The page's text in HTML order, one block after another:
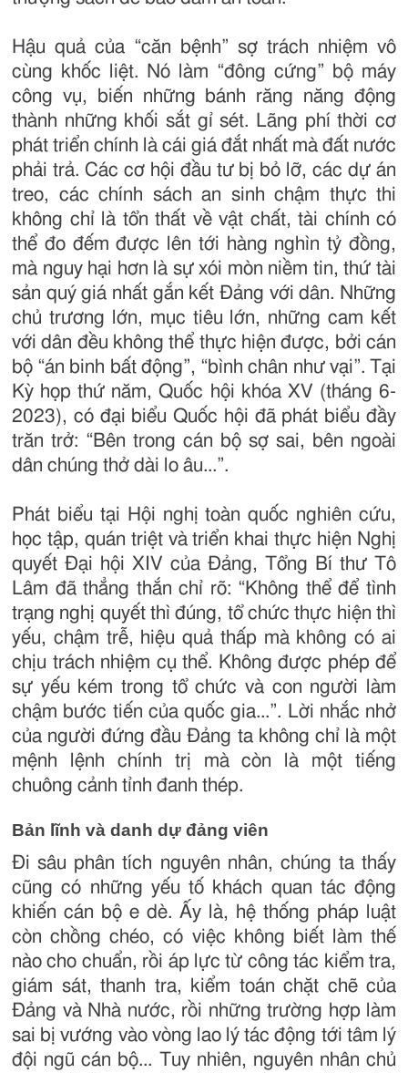
Hậu quả của “căn bệnh” sợ trách nhiệm vô
cùng khốc liệt. Nó làm “đông cứng” bộ máy
công vụ, biến những bánh răng năng động
thành những khối sắt gỉ sét. Lãng phí thời cơ
phát triển chính là cái giá đắt nhất mà đất nước
phải trả. Các cơ hội đầu tư bị bỏ lỡ, các dự án
treo, các chính sách an sinh chậm thực thi
không chỉ là tổn thất về vật chất, tài chính có
thể đo đếm được lên tới hàng nghìn tỷ đồng,
mà nguy hại hơn là sự xói mòn niềm tin, thứ tài
sản quý giá nhất gắn kết Đảng với dân. Những
chủ trương lớn, mục tiêu lớn, những cam kết
với dân đều không thể thực hiện được, bởi cán
bộ “án binh bất động”, “bình chân như vại”. Tại
Kỳ họp thứ năm, Quốc hội khóa XV (tháng 6-
2023), có đại biểu Quốc hội đã phát biểu đầy
trăn trở: “Bên trong cán bộ sợ sai, bên ngoài
dân chúng thở dài lo âu...”.
Phát biểu tại Hội nghị toàn quốc nghiên cứu,
học tập, quán triệt và triển khai thực hiện Nghị
quyết Đại hội XIV của Đảng, Tổng Bí thư Tô
Lâm đã thẳng thắn chỉ rõ: “Không thể để tình
trạng nghị quyết thì đúng, tổ chức thực hiện thì
yếu, chậm trễ, hiệu quả thấp mà không có ai
chịu trách nhiệm cụ thể. Không được phép để
sự yếu kém trong tổ chức và con người làm
chậm bước tiến của quốc gia...”. Lời nhắc nhở
của người đứng đầu Đảng ta không chỉ là một
mệnh lệnh chính trị mà còn là một tiếng
chuông cảnh tỉnh đanh thép.
Bản lĩnh và danh dự đảng viên
Đi sâu phân tích nguyên nhân, chúng ta thấy
cũng có những yếu tố khách quan tác động
khiến cán bộ e dè. Ấy là, hệ thống pháp luật
còn chồng chéo, có việc không biết làm thế
nào cho chuẩn, rồi áp lực từ công tác kiểm tra,
giám sát, thanh tra, kiểm toán chặt chẽ của
Đảng và Nhà nước, rồi những trường hợp làm
sai bị vướng vào vòng lao lý tác động tới tâm lý
đội ngũ cán bộ... Tuy nhiên, nguyên nhân chủ